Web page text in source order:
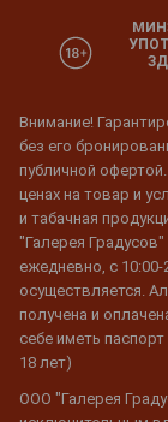
Внимание!
без его
публичной
ценах на товар и
и табачная
"Галерея
ежедневно, с
осуществляется.
получена и
себе иметь
18 лет)
ООО "Галерея